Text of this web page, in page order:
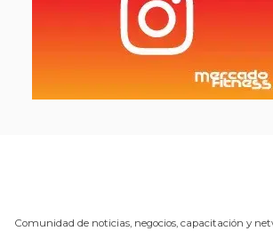
Comunidad de noticias, negocios, capacitación y